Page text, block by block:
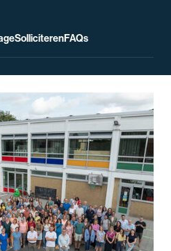
SolliciterenFAQs